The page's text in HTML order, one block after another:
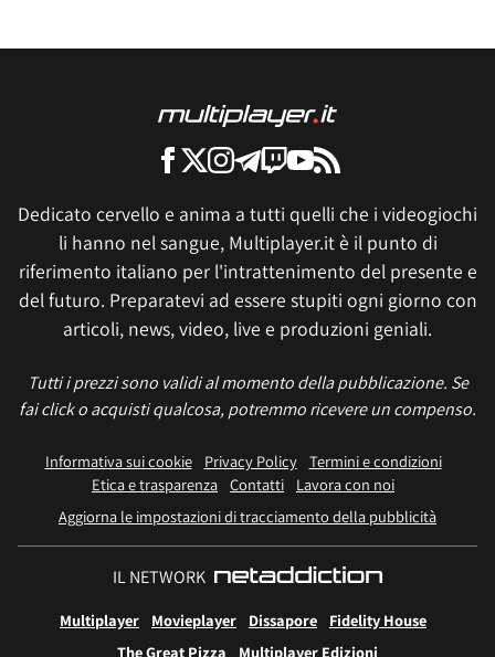
Dedicato cervello e anima a tutti quelli che i videogiochi
li hanno nel sangue, Multiplayer.it è il punto di
riferimento italiano per l'intrattenimento del presente e
del futuro. Preparatevi ad essere stupiti ogni giorno con
articoli, news, video, live e produzioni geniali.
Tutti i prezzi sono validi al momento della pubblicazione. Se
fai click o acquisti qualcosa, potremmo ricevere un compenso.
Informativa sui cookie Privacy Policy
Termini e condizioni
Etica e trasparenza Contatti
Lavora con noi
Aggiorna le impostazioni di tracciamento della pubblicità
IL NETWORK
Multiplayer Movieplayer Dissapore
Fidelity House
The Great Pizza
Multiplayer Edizioni